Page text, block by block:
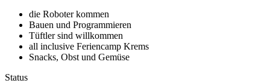
die Roboter kommen
Bauen und Programmieren
Tüftler sind willkommen
all inclusive Feriencamp Krems
Snacks, Obst und Gemüse
Status